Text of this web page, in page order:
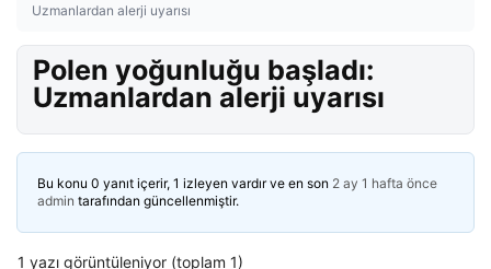
Uzmanlardan alerji uyarısı
Polen yoğunluğu başladı:
Uzmanlardan alerji uyarısı
Bu konu 0 yanıt içerir, 1 izleyen vardır ve en son 2 ay 1 hafta önce
admin tarafından güncellenmiştir.
1 yazı görüntüleniyor (toplam 1)